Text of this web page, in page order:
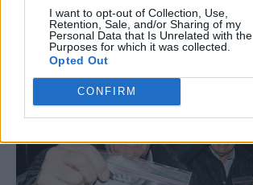
I want to opt-out of Collection, Use,
Retention, Sale, and/or Sharing of my
Personal Data that Is Unrelated with the
Purposes for which it was collected.
Opted Out
CONFIRM